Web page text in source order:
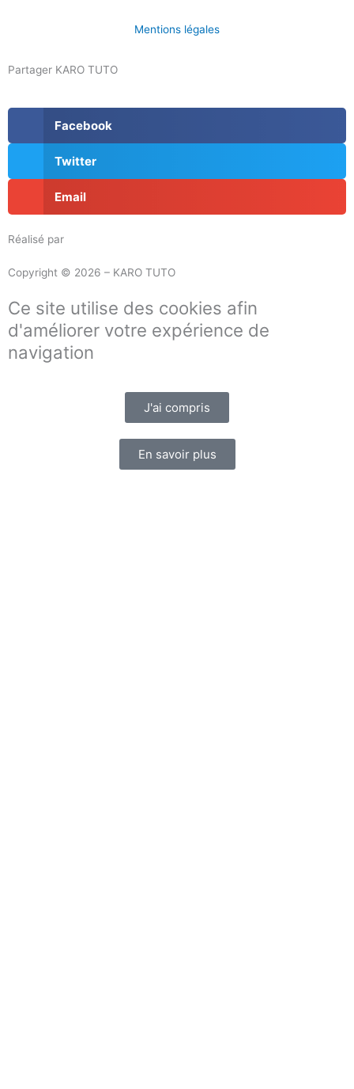
Mentions légales
Partager KARO TUTO
Facebook
Twitter
Email
Réalisé par
Copyright © 2026 – KARO TUTO
Ce site utilise des cookies afin
d'améliorer votre expérience de
navigation
J'ai compris
En savoir plus